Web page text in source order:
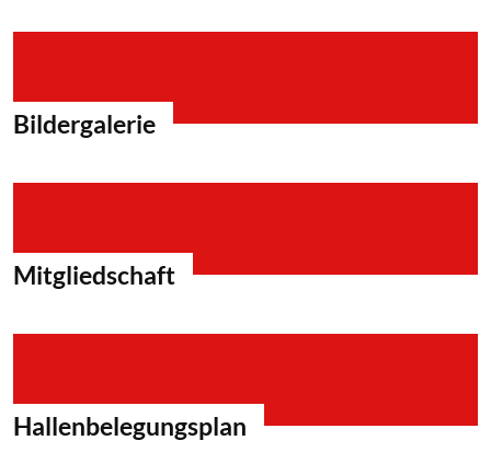
Bildergalerie
Mitgliedschaft
Hallenbelegungsplan